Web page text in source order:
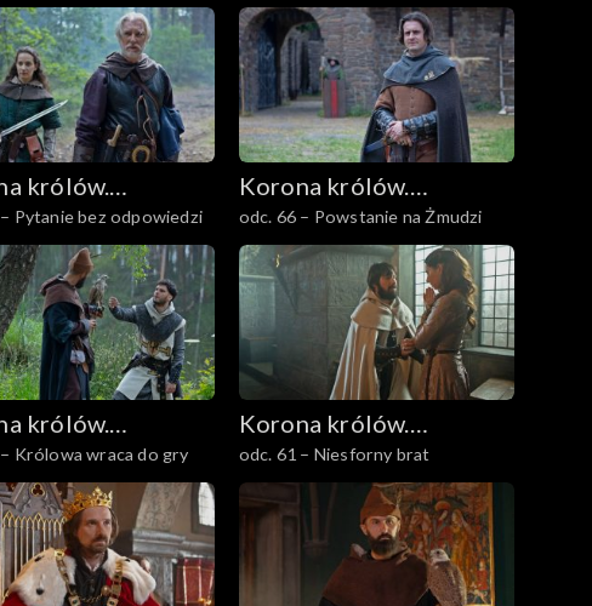
królów.
Pytanie bez odpowiedzi
Korona królów.
Jagiellonowie
odc. 66 – Powstanie na Żmudzi
królów.
Królowa wraca do gry
Korona królów.
Jagiellonowie
odc. 61 – Niesforny brat